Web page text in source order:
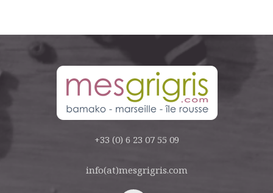
+33 (0) 6 23 07 55 09
info(at)mesgrigris.com